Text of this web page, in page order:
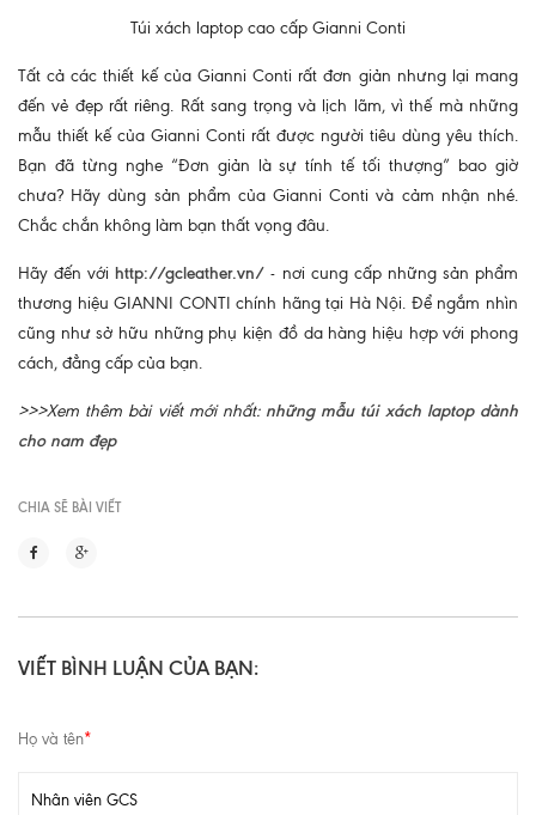
Túi xách laptop cao cấp Gianni Conti
Tất cả các thiết kế của Gianni Conti rất đơn giản nhưng lại mang
đến vẻ đẹp rất riêng. Rất sang trọng và lịch lãm, vì thế mà những
mẫu thiết kế của Gianni Conti rất được người tiêu dùng yêu thích.
Bạn đã từng nghe “Đơn giản là sự tính tế tối thượng” bao giờ
chưa? Hãy dùng sản phẩm của Gianni Conti và cảm nhận nhé.
Chắc chắn không làm bạn thất vọng đâu.
Hãy đến vớihttp://gcleather.vn/- nơi cung cấp những sản phẩm
thương hiệu GIANNI CONTI chính hãng tại Hà Nội. Để ngắm nhìn
cũng như sở hữu những phụ kiện đồ da hàng hiệu hợp với phong
cách, đẳng cấp của bạn.
>>>Xem thêm bài viết mới nhất: những mẫu túi xách laptop dành
cho nam đẹp
CHIA SẼ BÀI VIẾT
VIẾT BÌNH LUẬN CỦA BẠN:
Họ và tên*